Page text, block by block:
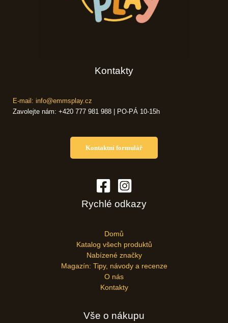
Kontakty
E-mail: info@emmsplay.cz
Zavolejte nám: +420 777 981 988 | PO-PÁ 10-15h
Kontaktní formulář
Rychlé odkazy
Domů
Katalog všech produktů
Nabízené značky
Magazín: Tipy, návody a recenze
O nás
Kontakty
Vše o nákupu